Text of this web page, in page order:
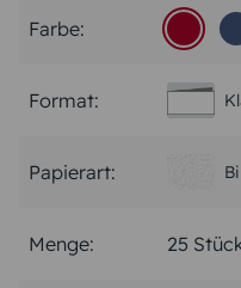
Farbe:
Format:
Papierart:
Menge: